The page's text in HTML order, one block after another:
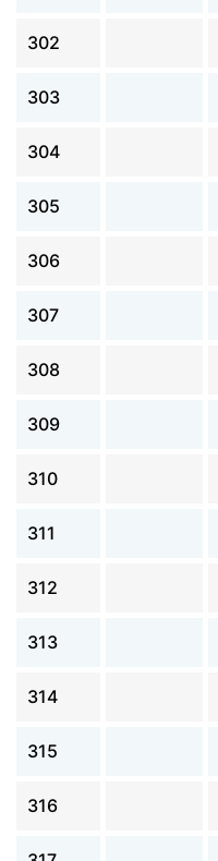
302
303
304
305
306
307
308
309
310
311
312
313
314
315
316